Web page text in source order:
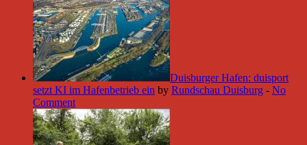
Duisburger Hafen: duisport
setzt KI im Hafenbetrieb ein by Rundschau Duisburg - No
Comment